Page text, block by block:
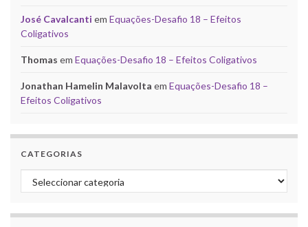
José Cavalcanti em Equações-Desafio 18 – Efeitos
Coligativos
Thomas em Equações-Desafio 18 – Efeitos Coligativos
Jonathan Hamelin Malavolta em Equações-Desafio 18 –
Efeitos Coligativos
CATEGORIAS
Categorias